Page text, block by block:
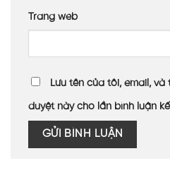
Trang web
Lưu tên của tôi, email,
duyệt này cho lần bình luận